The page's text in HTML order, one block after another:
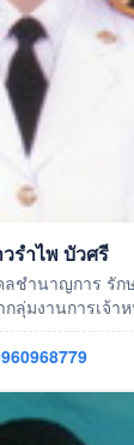
รำไพ บัวศรี
ชำนาญการ รัก
ลุ่มงานการเจ้า